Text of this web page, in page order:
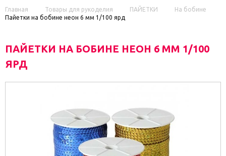
Главная Товары для рукоделия ПАЙЕТКИ
На бобине
Пайетки на бобине неон 6 мм 1/100 ярд
ПАЙЕТКИ НА БОБИНЕ НЕОН 6 ММ 1/100
ЯРД